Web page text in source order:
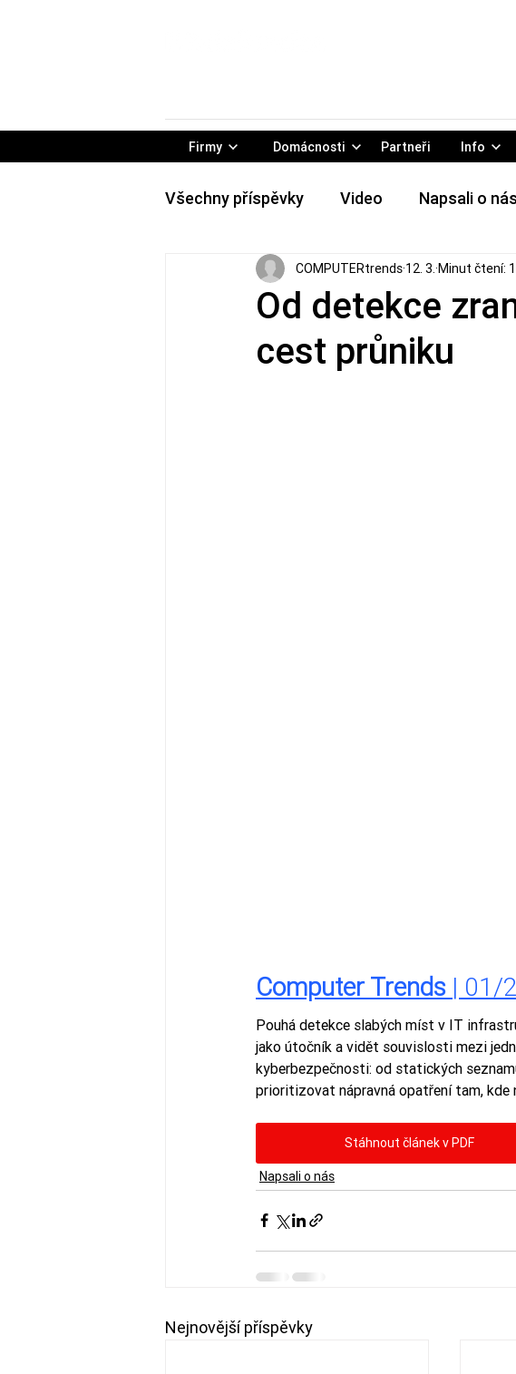
Firmy Domácnosti Partneři Info
Všechny příspěvky Video Napsali o nás
Rady & Tipy Konference & Eventy
Od detekce
cest průniku
COMPUTERtrends 12. 3. Minut čtení: 1
Computer Trends | 01/
Pouhá detekce slabých míst v IT
jako útočník a vidět souvislosti mezi
kyberbezpečnosti: od statických
prioritizovat nápravná opatření tam, kde
Stáhnout článek v PDF
Napsali o nás
Nejnovější příspěvky